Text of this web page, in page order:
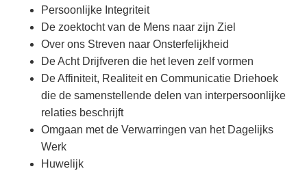
Persoonlijke Integriteit
De zoektocht van de Mens naar zijn Ziel
Over ons Streven naar Onsterfelijkheid
De Acht Drijfveren die het leven zelf vormen
De Affiniteit, Realiteit en Communicatie Driehoek
die de samenstellende delen van interpersoonlijke
relaties beschrijft
Omgaan met de Verwarringen van het Dagelijks
Werk
Huwelijk